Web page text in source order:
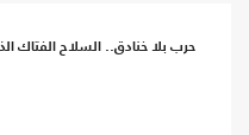
حرب بلا خنادق.. السلاح الفتاك